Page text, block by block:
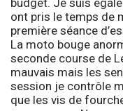
ont pris le temps de
première séance
La moto bouge
seconde course de
mauvais mais les
session je contrôle
que les vis de